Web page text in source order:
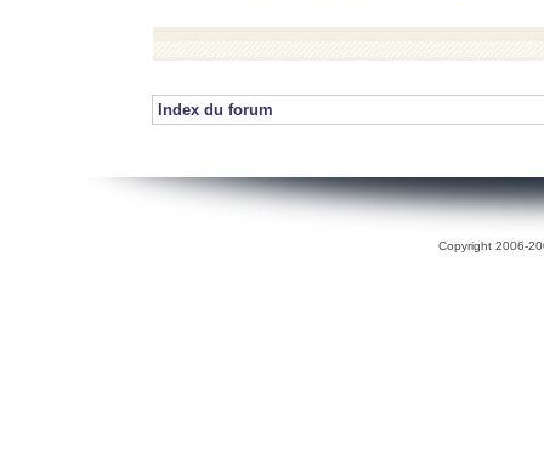
Index du forum
Copyright 2006-